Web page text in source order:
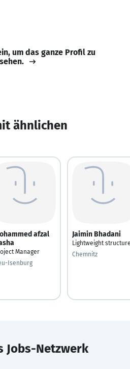
um das ganze Profil zu
sehen.
ähnlichen
afzal
Manager
Isenburg
Jaimin Bhadani
Lightweight
Chemnitz
Jobs-Netzwerk